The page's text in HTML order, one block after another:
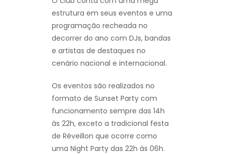
estrutura em seus eventos e uma
programação recheada no
decorrer do ano com DJs, bandas
e artistas de destaques no
cenário nacional e internacional.
Os eventos são realizados no
formato de Sunset Party com
funcionamento sempre das 14h
às 22h, exceto a tradicional festa
de Réveillon que ocorre como
uma Night Party das 22h às 06h.